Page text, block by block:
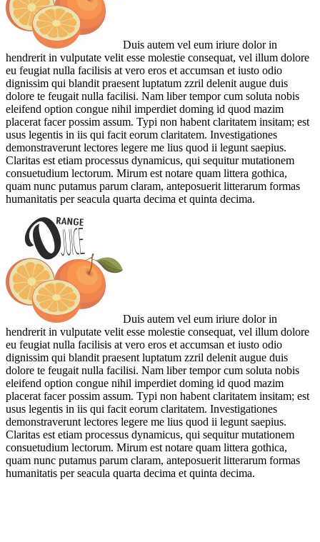
Duis autem vel eum iriure dolor in
hendrerit in vulputate velit esse molestie consequat, vel illum dolore
eu feugiat nulla facilisis at vero eros et accumsan et iusto odio
dignissim qui blandit praesent luptatum zzril delenit augue duis
dolore te feugait nulla facilisi. Nam liber tempor cum soluta nobis
eleifend option congue nihil imperdiet doming id quod mazim
placerat facer possim assum. Typi non habent claritatem insitam; est
usus legentis in iis qui facit eorum claritatem. Investigationes
demonstraverunt lectores legere me lius quod ii legunt saepius.
Claritas est etiam processus dynamicus, qui sequitur mutationem
consuetudium lectorum. Mirum est notare quam littera gothica,
quam nunc putamus parum claram, anteposuerit litterarum formas
humanitatis per seacula quarta decima et quinta decima.
Duis autem vel eum iriure dolor in
hendrerit in vulputate velit esse molestie consequat, vel illum dolore
eu feugiat nulla facilisis at vero eros et accumsan et iusto odio
dignissim qui blandit praesent luptatum zzril delenit augue duis
dolore te feugait nulla facilisi. Nam liber tempor cum soluta nobis
eleifend option congue nihil imperdiet doming id quod mazim
placerat facer possim assum. Typi non habent claritatem insitam; est
usus legentis in iis qui facit eorum claritatem. Investigationes
demonstraverunt lectores legere me lius quod ii legunt saepius.
Claritas est etiam processus dynamicus, qui sequitur mutationem
consuetudium lectorum. Mirum est notare quam littera gothica,
quam nunc putamus parum claram, anteposuerit litterarum formas
humanitatis per seacula quarta decima et quinta decima.